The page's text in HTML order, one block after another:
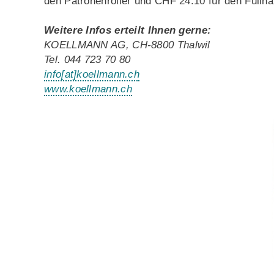
Weitere Infos erteilt Ihnen gerne:
KOELLMANN AG, CH-8800 Thalwil
Tel. 044 723 70 80
info[at]koellmann.ch
www.koellmann.ch